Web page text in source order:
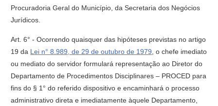
Procuradoria Geral do Município, da Secretaria dos Negócios
Jurídicos.
Art. 6° - Ocorrendo quaisquer das hipóteses previstas no artigo
19 da Lei n° 8.989, de 29 de outubro de 1979 , o chefe imediato
ou mediato do servidor formulará representação ao Diretor do
Departamento de Procedimentos Disciplinares – PROCED para
fins do § 1° do referido dispositivo e encaminhará o processo
administrativo direta e imediatamente àquele Departamento,